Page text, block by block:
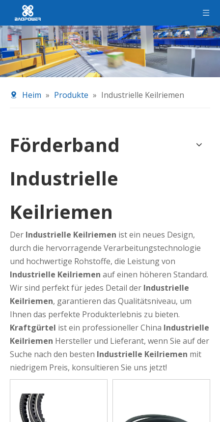
Heim » Produkte » Industrielle Keilriemen
Förderband
Industrielle
Keilriemen
Der Industrielle Keilriemen ist ein neues Design,
durch die hervorragende Verarbeitungstechnologie
und hochwertige Rohstoffe, die Leistung von
Industrielle Keilriemen auf einen höheren Standard.
Wir sind perfekt für jedes Detail der Industrielle
Keilriemen, garantieren das Qualitätsniveau, um
Ihnen das perfekte Produkterlebnis zu bieten.
Kraftgürtel ist ein professioneller China Industrielle
Keilriemen Hersteller und Lieferant, wenn Sie auf der
Suche nach den besten Industrielle Keilriemen mit
niedrigem Preis, konsultieren Sie uns jetzt!